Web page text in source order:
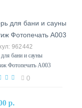
962442
бани и сауны
Фотопечать А003
0
р.